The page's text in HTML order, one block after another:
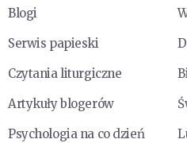
Blogi
Serwis papieski
Czytania liturgiczne
Artykuły blogerów
Psychologia na co dzień